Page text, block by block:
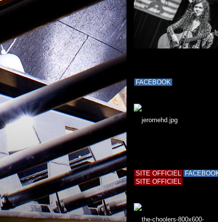
FACEBOOK
SITE OFFICIEL
SITE OFFICIEL